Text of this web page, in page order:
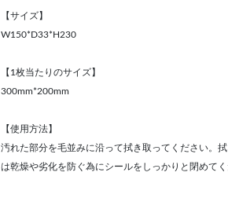
【サイズ】
W150*D33*H230
【1枚当たりのサイズ】
300mm*200mm
【使用方法】
汚れた部分を毛並みに沿って拭き取ってください。
は乾燥や劣化を防ぐ為にシールをしっかりと閉めてく